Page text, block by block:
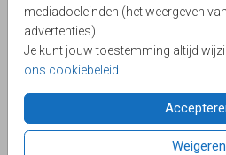
mediadoeleinden (het weergeven
advertenties).
Je kunt jouw toestemming altijd
ons cookiebeleid
Weigeren